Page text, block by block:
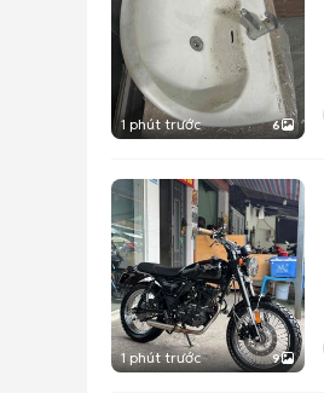
1 phút trước 6
1 phút trước 9